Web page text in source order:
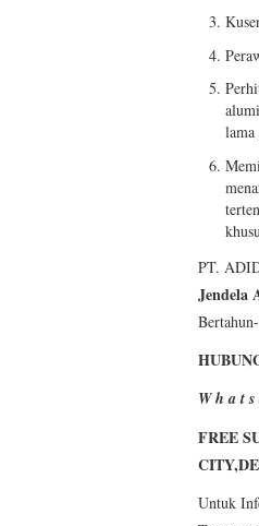
lama
PT.
Jendela
W h a t
FREE
Untuk